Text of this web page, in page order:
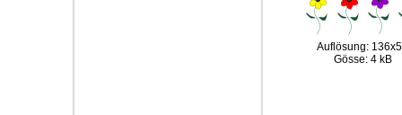
Auflösung:
Gösse: 4 kB